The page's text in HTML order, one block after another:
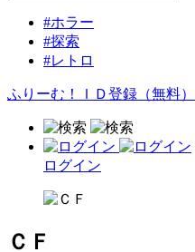
#ホラー
#探索
#レトロ
ふりーむ！ＩＤ登録（無料）
ログイン
ＣＦ